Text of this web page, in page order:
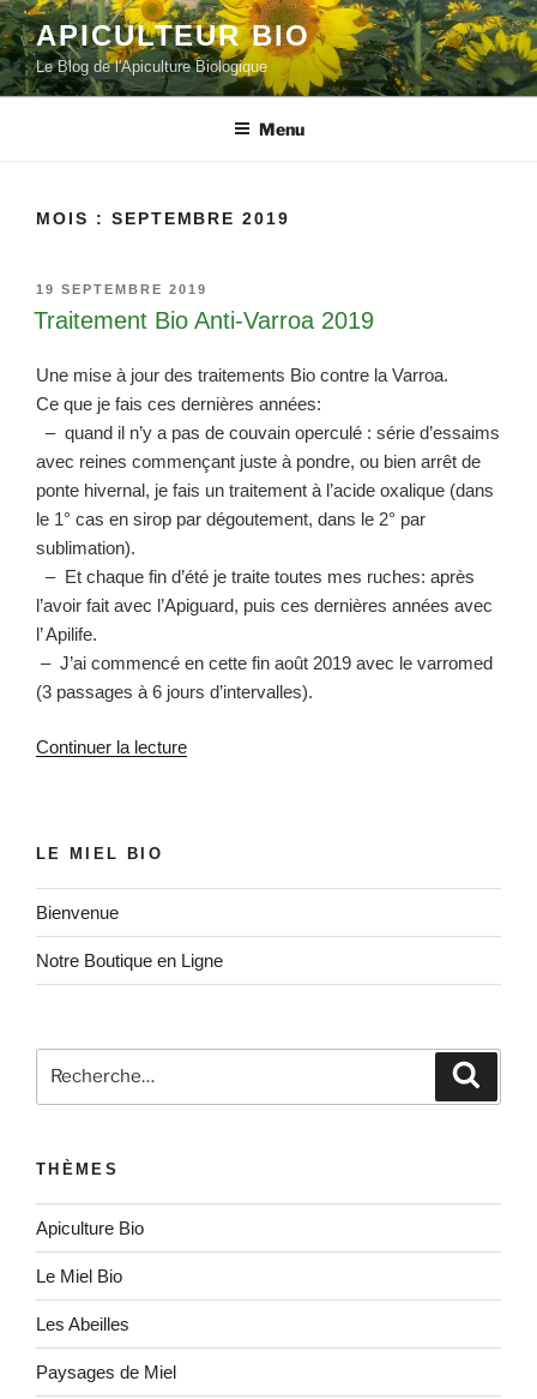
Aller
au
contenu
principal
APICULTEUR BIO
Le Blog de l'Apiculture Biologique
Menu
MOIS : SEPTEMBRE 2019
PUBLIÉ
LE
19 SEPTEMBRE 2019
Traitement Bio Anti-Varroa 2019
Une mise à jour des traitements Bio contre la Varroa.
Ce que je fais ces dernières années:
– quand il n’y a pas de couvain operculé : série d’essaims
avec reines commençant juste à pondre, ou bien arrêt de
ponte hivernal, je fais un traitement à l’acide oxalique (dans
le 1° cas en sirop par dégoutement, dans le 2° par
sublimation).
– Et chaque fin d’été je traite toutes mes ruches: après
l’avoir fait avec l’Apiguard, puis ces dernières années avec
l’ Apilife.
– J’ai commencé en cette fin août 2019 avec le varromed
(3 passages à 6 jours d’intervalles).
Continuer la lecturede
2019 »
LE MIEL BIO
Bienvenue
Notre Boutique en Ligne
pour
THÈMES
Apiculture Bio
Le Miel Bio
Les Abeilles
Paysages de Miel